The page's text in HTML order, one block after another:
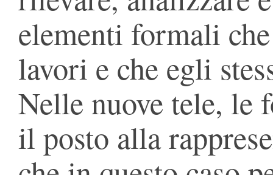
elementi formali
lavori e che egli
Nelle nuove tele, le
il posto alla